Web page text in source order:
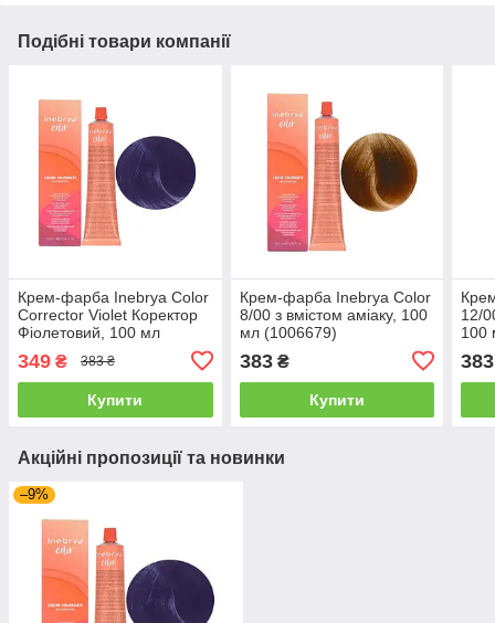
Подібні товари компанії
Крем-фарба Inebrya Сolor
Corrector Violet Коректор
Фіолетовий, 100 мл
349 ₴ 383 ₴
Купити
Крем-фарба Inebrya Сolor
8/00 з вмiстом амiаку, 100
мл (1006679)
383₴
Купити
12/
100
383
Акційні пропозиції та новинки
–9%